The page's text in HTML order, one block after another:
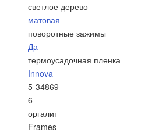
светлое дерево
матовая
поворотные зажимы
Да
термоусадочная пленка
Innova
5-34869
6
оргалит
Frames